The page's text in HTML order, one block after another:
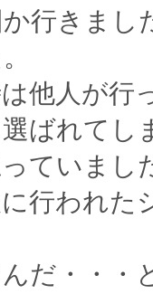
行きまし
他人が行
ばれてし
ていまし
行われた
だ・・・